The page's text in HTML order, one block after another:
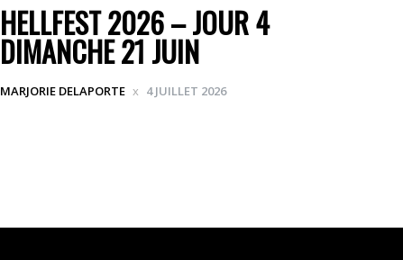
HELLFEST 2026 – JOUR 4
DIMANCHE 21 JUIN
MARJORIE DELAPORTE 4 JUILLET 2026